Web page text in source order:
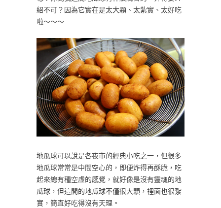
紹不可？因為它實在是太大顆、太紮實、太好吃
啦～～～
地瓜球可以說是各夜市的經典小吃之一，但很多
地瓜球常常是中間空心的，即便炸得再酥脆，吃
起來總有種空虛的感覺，就好像是沒有靈魂的地
瓜球，但這間的地瓜球不僅很大顆，裡面也很紮
實，簡直好吃得沒有天理。